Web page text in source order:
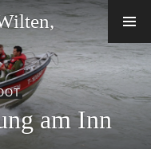
am Inn